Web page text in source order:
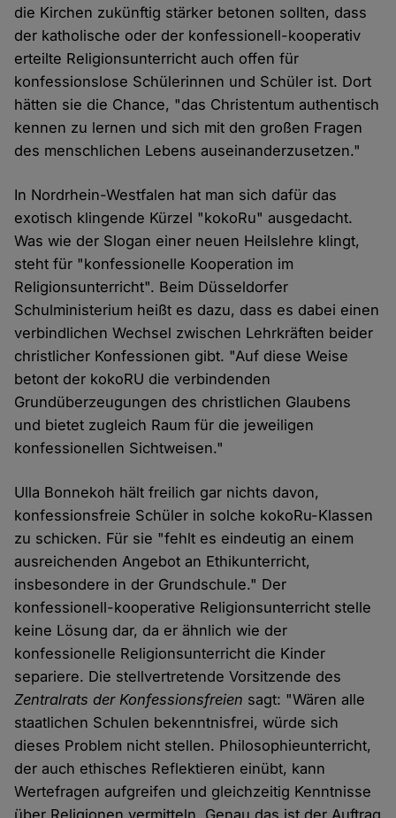
die Kirchen zukünftig stärker betonen sollten, dass
der katholische oder der konfessionell-kooperativ
erteilte Religionsunterricht auch offen für
konfessionslose Schülerinnen und Schüler ist. Dort
hätten sie die Chance, "das Christentum authentisch
kennen zu lernen und sich mit den großen Fragen
des menschlichen Lebens auseinanderzusetzen."
In Nordrhein-Westfalen hat man sich dafür das
exotisch klingende Kürzel "kokoRu" ausgedacht.
Was wie der Slogan einer neuen Heilslehre klingt,
steht für "konfessionelle Kooperation im
Religionsunterricht". Beim Düsseldorfer
Schulministerium heißt es dazu, dass es dabei einen
verbindlichen Wechsel zwischen Lehrkräften beider
christlicher Konfessionen gibt. "Auf diese Weise
betont der kokoRU die verbindenden
Grundüberzeugungen des christlichen Glaubens
und bietet zugleich Raum für die jeweiligen
konfessionellen Sichtweisen."
Ulla Bonnekoh hält freilich gar nichts davon,
konfessionsfreie Schüler in solche kokoRu-Klassen
zu schicken. Für sie "fehlt es eindeutig an einem
ausreichenden Angebot an Ethikunterricht,
insbesondere in der Grundschule." Der
konfessionell-kooperative Religionsunterricht stelle
keine Lösung dar, da er ähnlich wie der
konfessionelle Religionsunterricht die Kinder
separiere. Die stellvertretende Vorsitzende des
Zentralrats der Konfessionsfreien sagt: "Wären alle
staatlichen Schulen bekenntnisfrei, würde sich
dieses Problem nicht stellen. Philosophieunterricht,
der auch ethisches Reflektieren einübt, kann
Wertefragen aufgreifen und gleichzeitig Kenntnisse